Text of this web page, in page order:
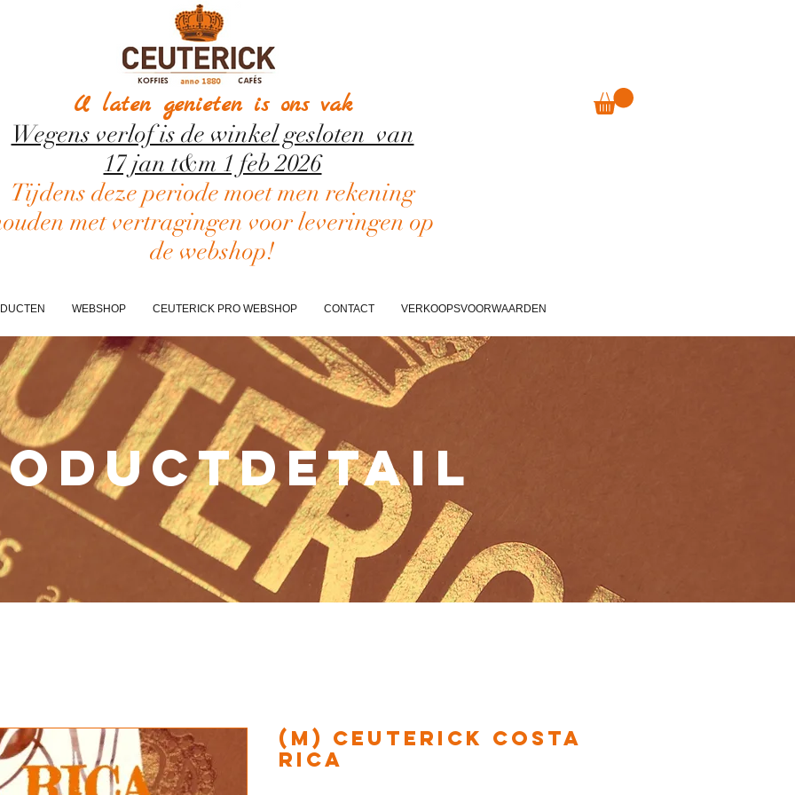
U laten genieten is ons vak
Wegens verlof is de winkel gesloten van
17 jan t&m 1 feb 2026
Tijdens deze periode moet men rekening
met vertragingen voor leveringen op
de webshop!
WEBSHOP CEUTERICK PRO WEBSHOP CONTACT VERKOOPSVOORWAARDEN
(M) Ceuterick COSTA
RICA